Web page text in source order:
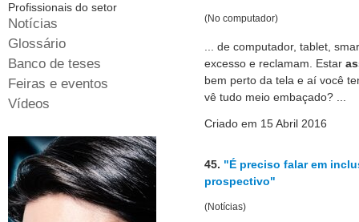
(No computador)
... de computador, tablet,
excesso e reclamam. Estar
bem perto da tela e aí você
vê tudo meio embaçado? ...
Criado em 15 Abril 2016
45. "É preciso falar em
prospectivo"
(Notícias)
Profissionais do setor
Notícias
Glossário
Banco de teses
Feiras e eventos
Vídeos